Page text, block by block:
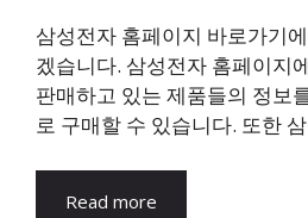
삼성전자 홈페이지 바로가기
겠습니다. 삼성전자 홈페이지
판매하고 있는 제품들의 정보
로 구매할 수 있습니다. 또한
Read more